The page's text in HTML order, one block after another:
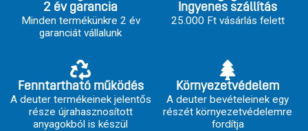
2 év garancia
Minden termékünkre 2 év
garanciát vállalunk
Ingyenes szállítás
25.000 Ft vásárlás felett
Fenntartható működés
A deuter termékeinek jelentős
része újrahasznosított
anyagokból is készül
Környezetvédelem
A deuter bevételeinek egy
részét környezetvédelemre
fordítja